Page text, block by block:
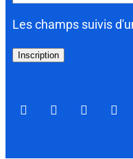
Les champs suivis